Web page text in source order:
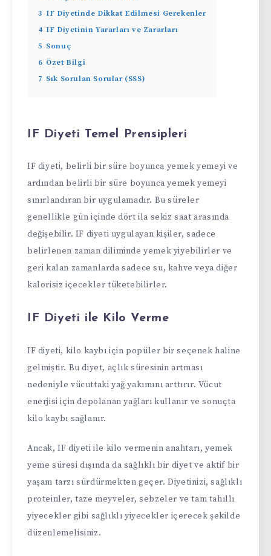
3 IF Diyetinde Dikkat Edilmesi Gerekenler
4 IF Diyetinin Yararları ve Zararları
5 Sonuç
6 Özet Bilgi
7 Sık Sorulan Sorular (SSS)
IF Diyeti Temel Prensipleri
IF diyeti, belirli bir süre boyunca yemek yemeyi ve
ardından belirli bir süre boyunca yemek yemeyi
sınırlandıran bir uygulamadır. Bu süreler
genellikle gün içinde dört ila sekiz saat arasında
değişebilir. IF diyeti uygulayan kişiler, sadece
belirlenen zaman diliminde yemek yiyebilirler ve
geri kalan zamanlarda sadece su, kahve veya diğer
kalorisiz içecekler tüketebilirler.
IF Diyeti ile Kilo Verme
IF diyeti, kilo kaybı için popüler bir seçenek haline
gelmiştir. Bu diyet, açlık süresinin artması
nedeniyle vücuttaki yağ yakımını arttırır. Vücut
enerjisi için depolanan yağları kullanır ve sonuçta
kilo kaybı sağlanır.
Ancak, IF diyeti ile kilo vermenin anahtarı, yemek
yeme süresi dışında da sağlıklı bir diyet ve aktif bir
yaşam tarzı sürdürmekten geçer. Diyetinizi, sağlıklı
proteinler, taze meyveler, sebzeler ve tam tahıllı
yiyecekler gibi sağlıklı yiyecekler içerecek şekilde
düzenlemelisiniz.